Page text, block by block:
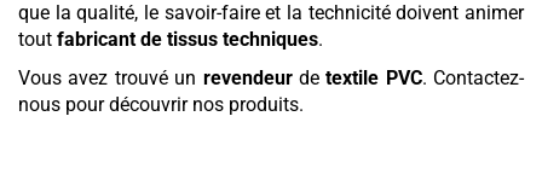
que la qualité, le savoir-faire et la technicité doivent animer
tout fabricant de tissus techniques.
Vous avez trouvé un revendeur detextile PVC. Contactez-
nous pour découvrir nos produits.